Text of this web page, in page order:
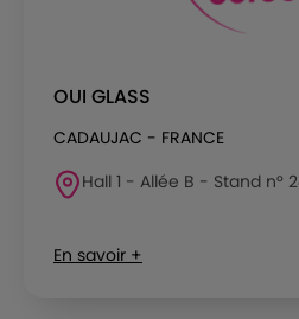
OUI GLASS
CADAUJAC - FRANCE
Hall 1 - Allée B - Stand n°
En savoir +